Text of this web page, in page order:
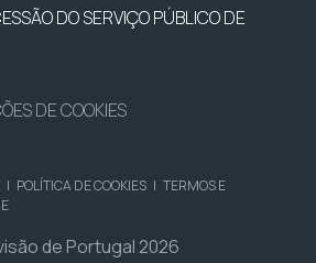
DO SERVIÇO PÚBLICO DE
DE COOKIES
| POLÍTICA DE COOKIES | TERMOS E
de Portugal 2026